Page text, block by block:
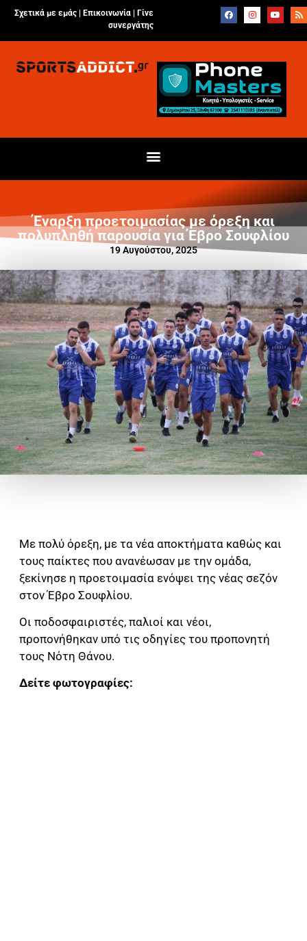
Σχετικά με εμάς | Επικοινωνία
Γίνε
συνεργάτης
Έναρξη προετοιμασίας με όρεξη και
πολυπληθή παρουσία για Έβρο Σουφλίου
19 Αυγούστου, 2025
Με πολύ όρεξη, με τα νέα αποκτήματα καθώς και
τους παίκτες που ανανέωσαν με την ομάδα,
ξεκίνησε η προετοιμασία ενόψει της νέας σεζόν
στον Έβρο Σουφλίου.
Οι ποδοσφαιριστές, παλιοί και νέοι,
προπονήθηκαν υπό τις οδηγίες του προπονητή
τους Νότη Θάνου.
Δείτε φωτογραφίες: